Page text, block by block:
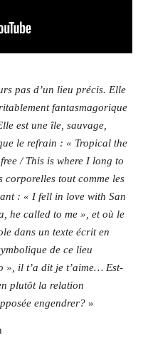
pas d’un lieu précis. Elle
fantasmagorique
est une île, sauvage,
le refrain : « Tropical the
/ This is where I long to
corporelles tout comme les
: « I fell in love with San
he called to me », et où le
dans un texte écrit en
de ce lieu
», il t’a dit je t’aime… Est-
plutôt la relation
engendrer? »